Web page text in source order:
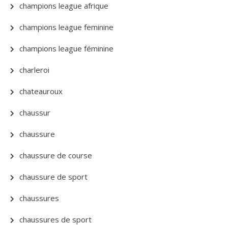
champions league afrique
champions league feminine
champions league féminine
charleroi
chateauroux
chaussur
chaussure
chaussure de course
chaussure de sport
chaussures
chaussures de sport